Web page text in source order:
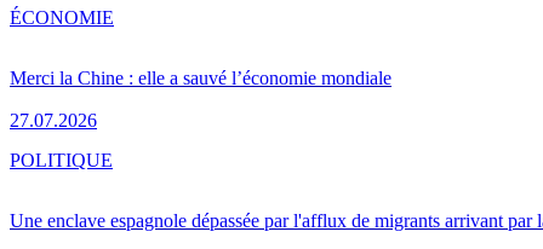
Merci la Chine : elle a sauvé l’économie mondiale
27.07.2026
ÉCONOMIE
Une enclave espagnole dépassée par l'afflux de migrants arrivant par
POLITIQUE